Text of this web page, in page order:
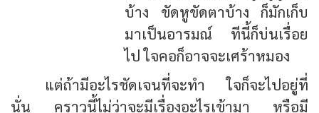
บ้าง ขัดหูขัดตาบ้าง ก็มักเก็บ
มาเป็นอารมณ์ ทีนี้ก็บ่นเรื่อย
ไป ใจคอก็อาจจะเศร้าหมอง
แต่ถ้ามีอะไรชัดเจนที่จะทำ ใจก็จะไปอยู่ที่
นั่น คราวนี้ไม่ว่าจะมีเรื่องอะไรเข้ามา หรือมี